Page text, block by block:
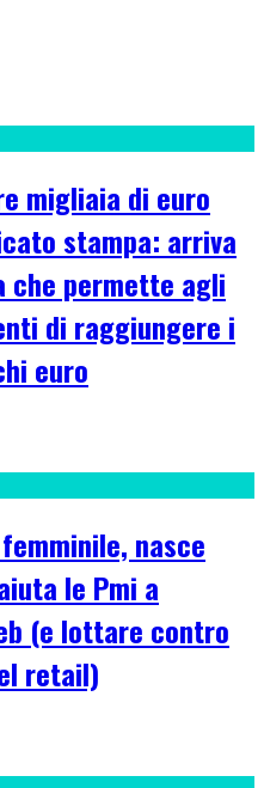
migliaia di euro
stampa: arriva
permette agli
di raggiungere i
euro
nasce
le Pmi a
(e lottare contro
retail)